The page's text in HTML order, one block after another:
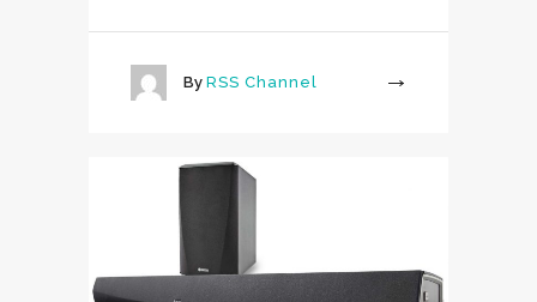
By RSS Channel
More